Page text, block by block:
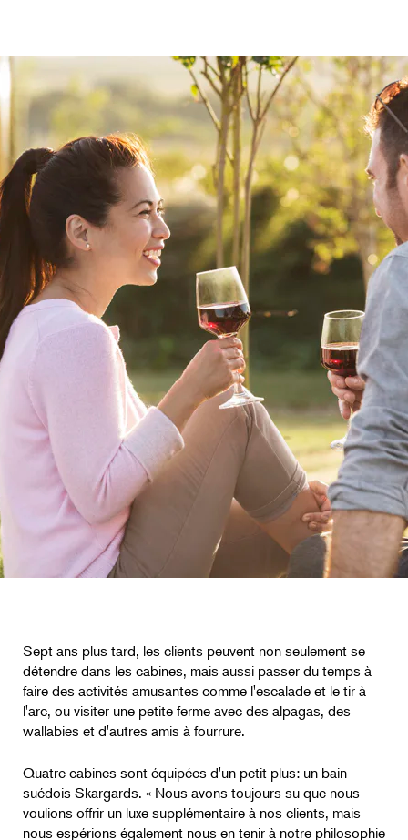
Sept ans plus tard, les clients peuvent non seulement se
détendre dans les cabines, mais aussi passer du temps à
faire des activités amusantes comme l'escalade et le tir à
l'arc, ou visiter une petite ferme avec des alpagas, des
wallabies et d'autres amis à fourrure.
Quatre cabines sont équipées d'un petit plus: un bain
suédois Skargards. « Nous avons toujours su que nous
voulions offrir un luxe supplémentaire à nos clients, mais
nous espérions également nous en tenir à notre philosophie